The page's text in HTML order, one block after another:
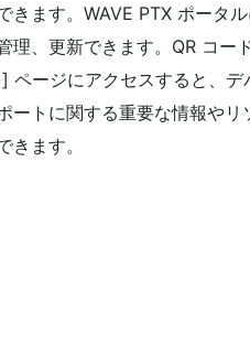
きます。WAVE PTX ポータ
理、更新できます。QR コー
ページにアクセスすると、デ
ートに関する重要な情報やリ
きます。